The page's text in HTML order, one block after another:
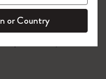
登録 !
or Country